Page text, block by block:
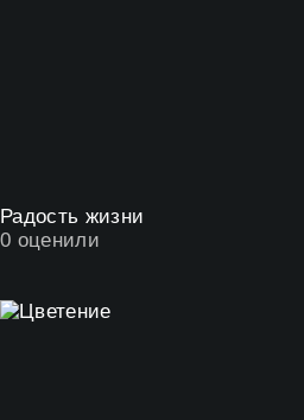
Радость жизни
0 оценили